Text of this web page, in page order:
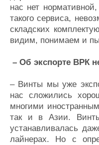
нас нет
такого сервиса,
складских
видим, понимаем и
– Об экспорте ВРК
– Винты мы уже
нас сложились
многими
так и в Азии. Винты
устанавливалась
лайнерах. Но с